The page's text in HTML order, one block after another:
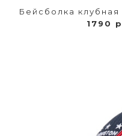
Бейсболка
1790